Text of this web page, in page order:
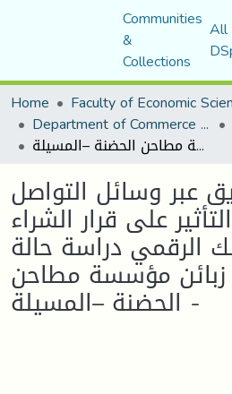
Communities
&
Collections
All
Home
Department of Commerce Science
دور التسويق عبر وسائل التواصل الاجتماعي في التأثير على قرار الشراء لدى المستهلك الرقمي دراسة حالة عينة من زبائن مؤسسة مطاحن الحضنة –المسيلة -
عبر وسائل التواصل
على قرار الشراء
الرقمي دراسة حالة
مؤسسة مطاحن
الحضنة –المسيلة -